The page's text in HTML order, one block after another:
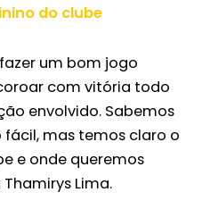
do clube
um bom jogo
com vitória todo
envolvido. Sabemos
mas temos claro o
e onde queremos
Lima.